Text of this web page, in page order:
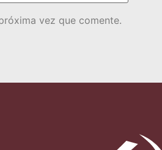
vez que comente.